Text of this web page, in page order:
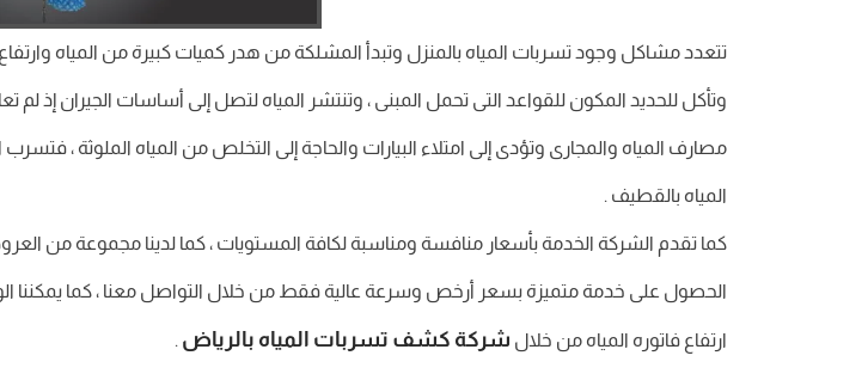
تتعدد مشاكل وجود تسربات المياه بالمنزل وتبدأ المشلكة من هدر كميات كبيرة من المياه
وتأكل للحديد المكون للقواعد التى تحمل المبنى ، وتنتشر المياه لتصل إلى أساسات الجيران إذ لم
مصارف المياه والمجارى وتؤدى إلى امتلاء البيارات والحاجة إلى التخلص من المياه الملوثة ،
المياه بالقطيف .
كما تقدم الشركة الخدمة بأسعار منافسة ومناسبة لكافة المستويات ، كما لدينا مجموعة من
الحصول على خدمة متميزة بسعر أرخص وسرعة عالية فقط من خلال التواصل معنا ، كما يمكننا
ارتفاع فاتوره المياه من خلال شركة كشف تسربات المياه بالرياض .